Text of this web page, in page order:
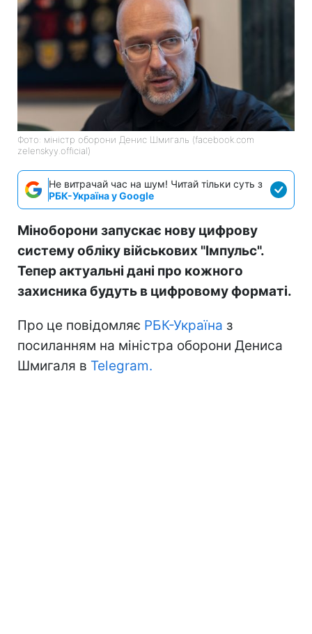
Фото: міністр оборони Денис Шмигаль (facebook.com
zelenskyy.official)
Не витрачай час на шум! Читай тільки суть з
РБК-Україна у Google
Міноборони запускає нову цифрову
систему обліку військових "Імпульс".
Тепер актуальні дані про кожного
захисника будуть в цифровому форматі.
Про це повідомляє РБК-Україна з
посиланням на міністра оборони Дениса
Шмигаля в Telegram.